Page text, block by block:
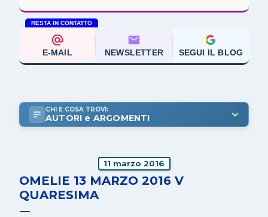
RESTA IN CONTATTO
E-MAIL NEWSLETTER SEGUI IL BLOG
CHI E COSA TROVI:
AUTORI e ARGOMENTI
11 marzo 2016
OMELIE 13 MARZO 2016 V
QUARESIMA